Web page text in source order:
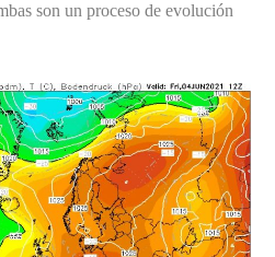
son un proceso de evolución